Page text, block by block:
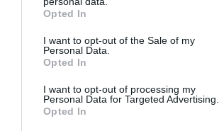
grant or deny consent to Google and its
use your data for below specified purposes
consent section.
Opted In
I want to opt-out of the Sale of my
Personal Data.
Opted In
I want to opt-out of processing my
Personal Data for Targeted Advertising.
Opted In